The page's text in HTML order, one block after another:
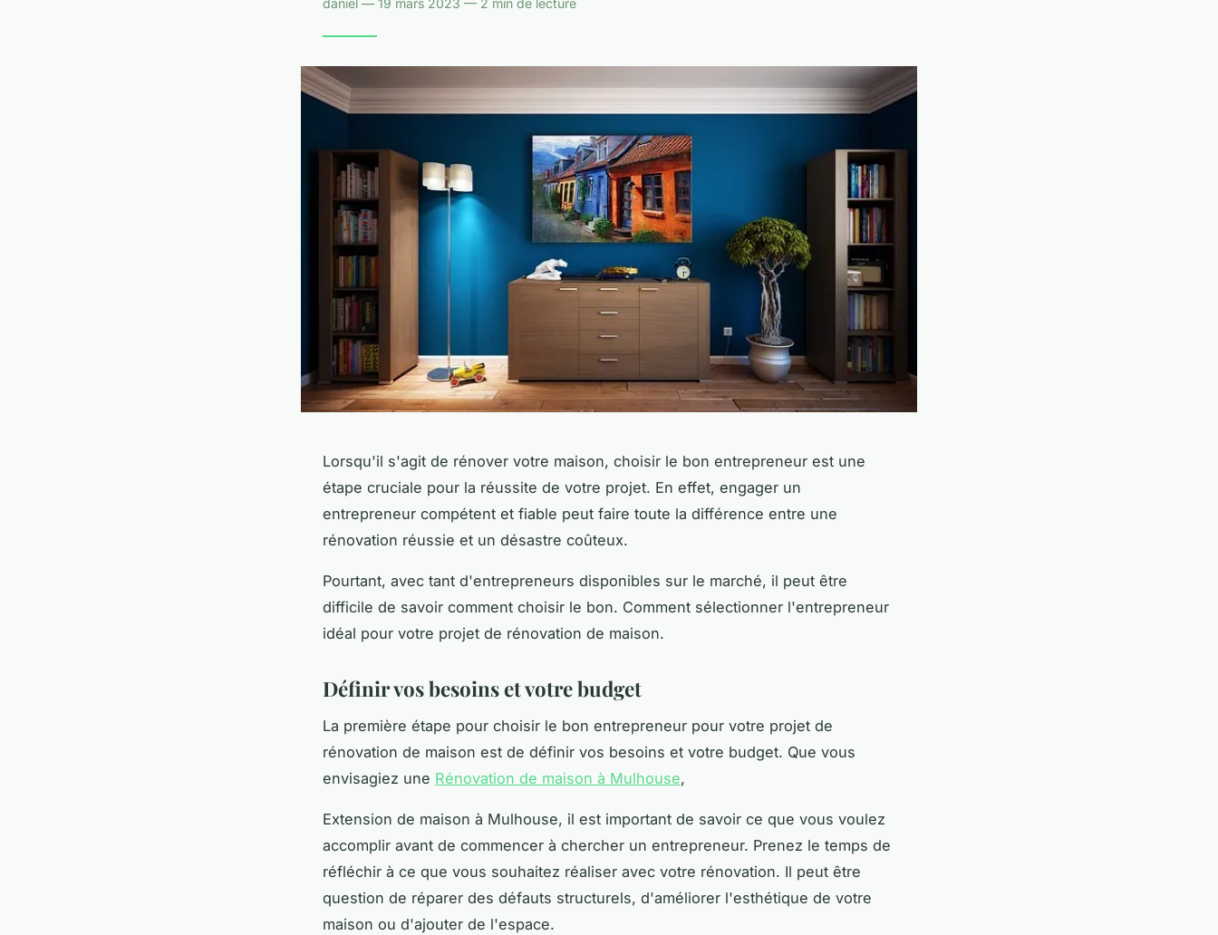
Lorsqu'il s'agit de rénover votre maison, choisir le bon entrepreneur est une
étape cruciale pour la réussite de votre projet. En effet, engager un
entrepreneur compétent et fiable peut faire toute la différence entre une
rénovation réussie et un désastre coûteux.
Pourtant, avec tant d'entrepreneurs disponibles sur le marché, il peut être
difficile de savoir comment choisir le bon. Comment sélectionner l'entrepreneur
idéal pour votre projet de rénovation de maison.
Définir vos besoins et votre budget
La première étape pour choisir le bon entrepreneur pour votre projet de
rénovation de maison est de définir vos besoins et votre budget. Que vous
envisagiez une Rénovation de maison à Mulhouse,
Extension de maison à Mulhouse, il est important de savoir ce que vous voulez
accomplir avant de commencer à chercher un entrepreneur. Prenez le temps de
réfléchir à ce que vous souhaitez réaliser avec votre rénovation. Il peut être
question de réparer des défauts structurels, d'améliorer l'esthétique de votre
maison ou d'ajouter de l'espace.